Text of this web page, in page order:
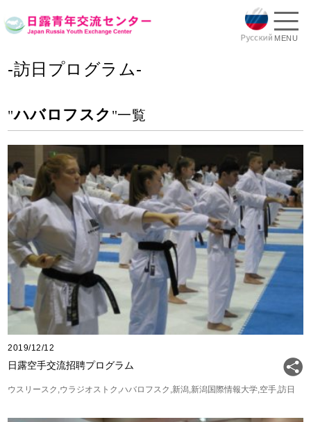
MENU
-訪日プログラム-
"ハバロフスク "一覧
2019/12/12
日露空手交流招聘プログラム
ウスリースク ウラジオストク ハバロフスク 新潟 新潟国際情報大学 空手 訪日